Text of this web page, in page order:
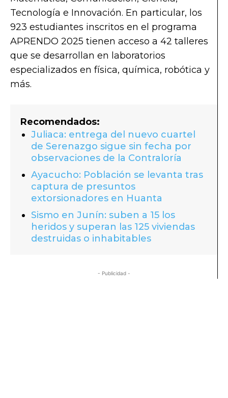
Tecnología e Innovación. En particular, los
923 estudiantes inscritos en el programa
APRENDO 2025 tienen acceso a 42 talleres
que se desarrollan en laboratorios
especializados en física, química, robótica y
más.
Recomendados:
Juliaca: entrega del nuevo cuartel
de Serenazgo sigue sin fecha por
observaciones de la Contraloría
Ayacucho: Población se levanta tras
captura de presuntos
extorsionadores en Huanta
Sismo en Junín: suben a 15 los
heridos y superan las 125 viviendas
destruidas o inhabitables
- Publicidad -